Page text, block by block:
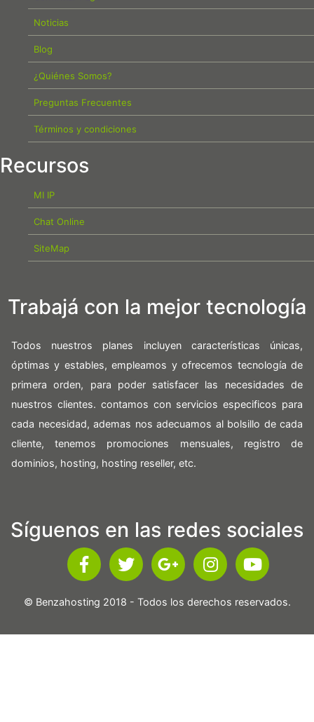
Noticias
Blog
¿Quiénes Somos?
Preguntas Frecuentes
Términos y condiciones
Recursos
MI IP
Chat Online
SiteMap
Trabajá con la mejor tecnología
Todos nuestros planes incluyen características únicas,
óptimas y estables, empleamos y ofrecemos tecnología de
primera orden, para poder satisfacer las necesidades de
nuestros clientes. contamos con servicios especificos para
cada necesidad, ademas nos adecuamos al bolsillo de cada
cliente, tenemos promociones mensuales, registro de
dominios, hosting, hosting reseller, etc.
Síguenos en las redes sociales
© Benzahosting 2018 - Todos los derechos reservados.